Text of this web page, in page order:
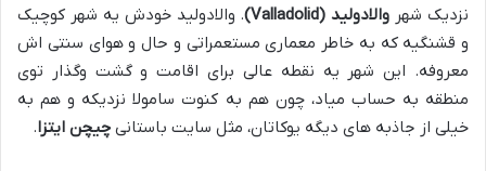
نزدیک شهر والادولید (Valladolid)
. والادولید خودش یه شهر کوچیک
و قشنگیه که به خاطر معماری مستعمراتی و حال و هوای سنتی اش
معروفه. این شهر یه نقطه عالی برای اقامت و گشت وگذار توی
منطقه به حساب میاد، چون هم به کنوت سامولا نزدیکه و هم به
خیلی از جاذبه های دیگه یوکاتان، مثل سایت باستانی چیچن ایتزا.